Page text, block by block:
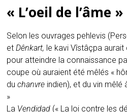
« L’oeil de l’âme »
Selon les ouvrages pehlevis
etDênkart, le kavi Vîstâçpa aurait
pour atteindre la connaissance
coupe où auraient été mêlés «
duchanvre indien), et du vin
»
La Vendidad (« La loi contre les